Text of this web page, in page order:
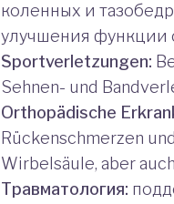
коленных и
улучшения функции
Sportverletzungen:
Sehnen- und
Orthopädische
Rückenschmerzen
Wirbelsäule, aber
Травматология: